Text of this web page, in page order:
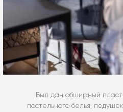
Был дан обширный
постельного белья,